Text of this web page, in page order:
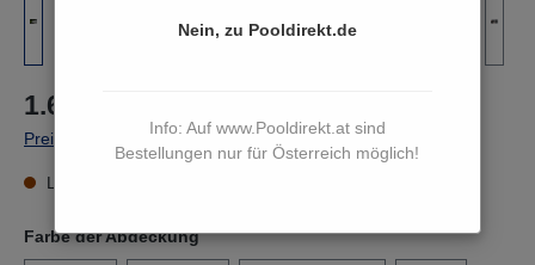
Nein, zu Pooldirekt.de
Info: Auf www.Pooldirekt.at sind
Bestellungen nur für Österreich möglich!
1.649,00 €*
Preise inkl. MwSt. zzgl. Versandkosten
Lieferzeit 15 bis 17 Werktage
Farbe der Abdeckung